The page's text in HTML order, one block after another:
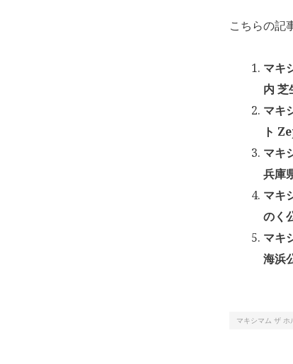
こちらの記
マキ
内 芝
マキ
ト
マキ
兵庫
マキ
のく
マキ
海浜
マキシマム ザ ホ